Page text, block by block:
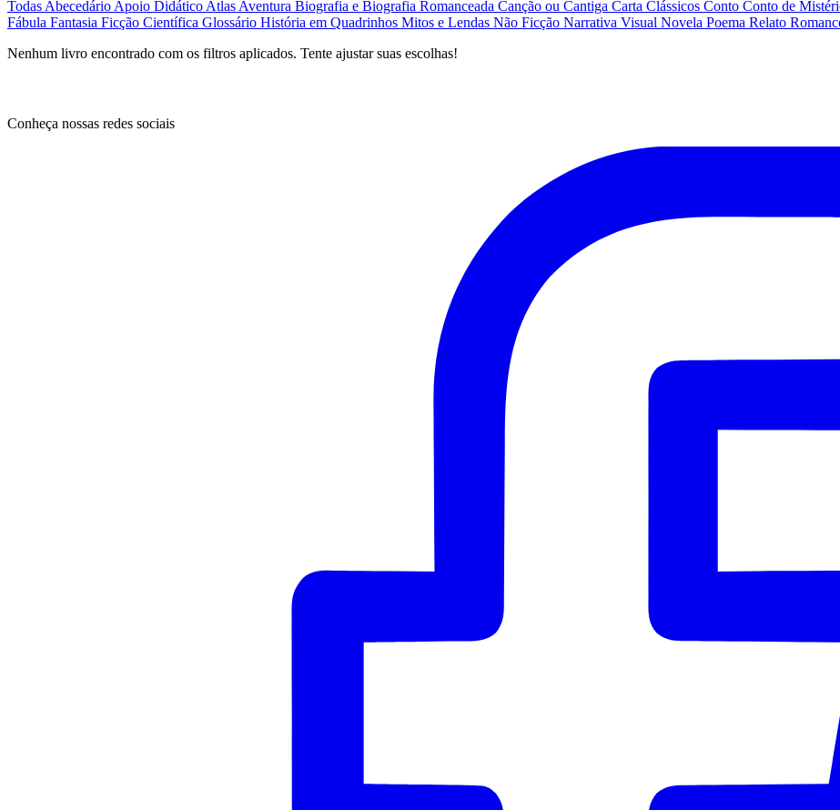
TodasAbecedárioApoio DidáticoAtlasAventura Biografia e Biografia Romanceada Canção ou Cantiga Carta Clássicos Conto Conto de
Fábula Fantasia Ficção Científica Glossário História em Quadrinhos Mitos e Lendas Não Ficção Narrativa Visual Novela Poema Relato
Nenhum livro encontrado com os filtros aplicados. Tente ajustar suas escolhas!
Conheça nossas redes sociais